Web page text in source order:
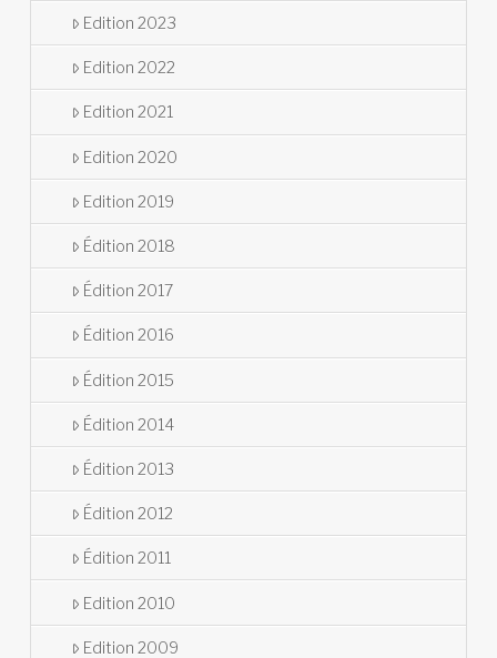
Edition 2023
Edition 2022
Edition 2021
Edition 2020
Edition 2019
Édition 2018
Édition 2017
Édition 2016
Édition 2015
Édition 2014
Édition 2013
Édition 2012
Édition 2011
Edition 2010
Edition 2009